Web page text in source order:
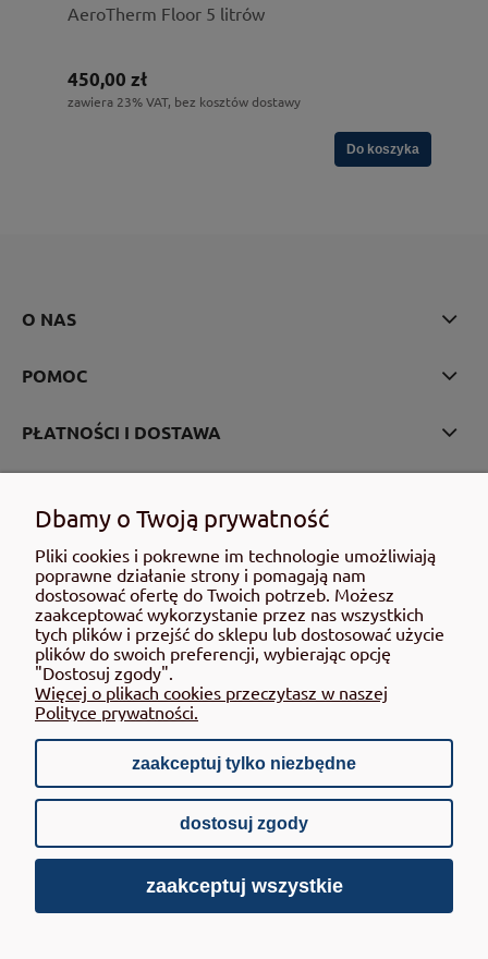
AeroTherm Floor 5 litrów
450,00 zł
zawiera 23% VAT, bez kosztów dostawy
Do koszyka
O NAS
POMOC
PŁATNOŚCI I DOSTAWA
INFORMACJE
4ECO LINE Sp. z o.o. - wyłączny dystrybutor AEROTHERM w
Polsce.
pokaż pełną wersję strony
Sklep internetowy Shoper.pl
Dbamy o Twoją prywatność
Pliki cookies i pokrewne im technologie umożliwiają
poprawne działanie strony i pomagają nam
dostosować ofertę do Twoich potrzeb. Możesz
zaakceptować wykorzystanie przez nas wszystkich
tych plików i przejść do sklepu lub dostosować użycie
plików do swoich preferencji, wybierając opcję
"Dostosuj zgody".
Więcej o plikach cookies przeczytasz w naszej
Polityce prywatności.
zaakceptuj tylko niezbędne
dostosuj zgody
zaakceptuj wszystkie